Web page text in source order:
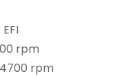
rpm
rpm